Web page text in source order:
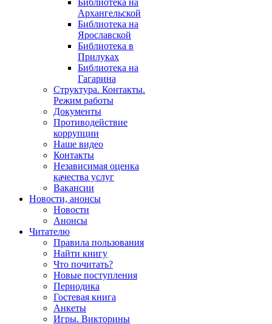
Библиотека на
Архангельской
Библиотека на
Ярославской
Библиотека в
Прилуках
Библиотека на
Гагарина
Структура. Контакты.
Режим работы
Документы
Противодействие
коррупции
Наше видео
Контакты
Независимая оценка
качества услуг
Вакансии
Новости, анонсы
Новости
Анонсы
Читателю
Правила пользования
Найти книгу
Что почитать?
Новые поступления
Периодика
Гостевая книга
Анкеты
Игры. Викторины